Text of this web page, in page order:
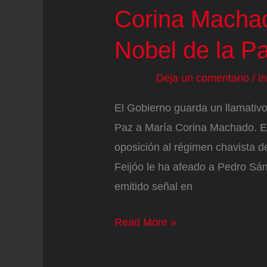
Corina
Nobel de la
Deja un comentario /
El Gobierno guarda un
Paz a María Corina Machado.
oposición al régimen chavista
Feijóo le ha afeado a Pedro
emitido señal en
El
Read More »